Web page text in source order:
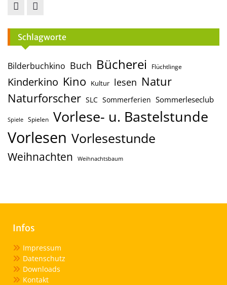
Schlagworte
Bilderbuchkino Buch Bücherei Flüchtlinge
Kinderkino Kino Kultur lesen Natur
Naturforscher SLC Sommerferien Sommerleseclub
Spiele Spielen Vorlese- u. Bastelstunde
Vorlesen Vorlesestunde
Weihnachten Weihnachtsbaum
Infos
Impressum
Datenschutz
Downloads
Kontakt